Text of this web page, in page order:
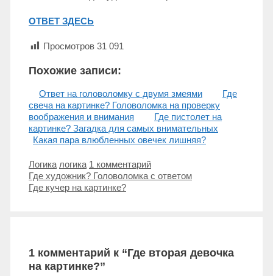
ОТВЕТ ЗДЕСЬ
Просмотров 31 091
Похожие записи:
Ответ на головоломку с двумя змеями
Где
свеча на картинке? Головоломка на проверку
воображения и внимания
Где пистолет на
картинке? Загадка для самых внимательных
Какая пара влюбленных овечек лишняя?
Рубрики
Логика Метки
логика 1 комментарий
Навигация
записи
Где художник? Головоломка с ответом
Где кучер на картинке?
1 комментарий к “Где вторая девочка
на картинке?”